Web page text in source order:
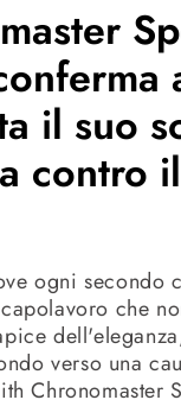
il suo
contro
ogni secondo
che
verso una
Chronomaster